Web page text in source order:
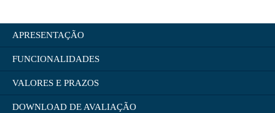
APRESENTAÇÃO
FUNCIONALIDADES
VALORES E PRAZOS
DOWNLOAD DE AVALIAÇÃO